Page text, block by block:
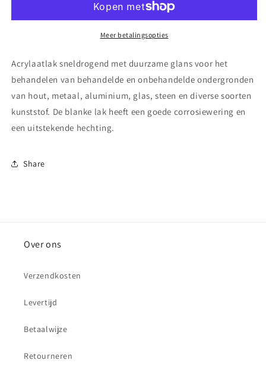
spuitbus
lak
spuitbus
400mlMeer betalingsopties
Acrylaatlak sneldrogend met duurzame glans voor het
behandelen van behandelde en onbehandelde ondergronden
van hout, metaal, aluminium, glas, steen en diverse soorten
kunststof. De blanke lak heeft een goede corrosiewering en
een uitstekende hechting.
Share
Over ons
Verzendkosten
Levertijd
Betaalwijze
Retourneren